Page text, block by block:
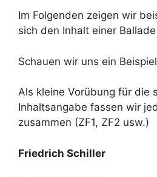
Im Folgenden zeigen wir
sich den Inhalt einer
Schauen wir uns ein
Als kleine Vorübung für die
Inhaltsangabe fassen wir
zusammen (ZF1, ZF2 usw.)
Friedrich Schiller